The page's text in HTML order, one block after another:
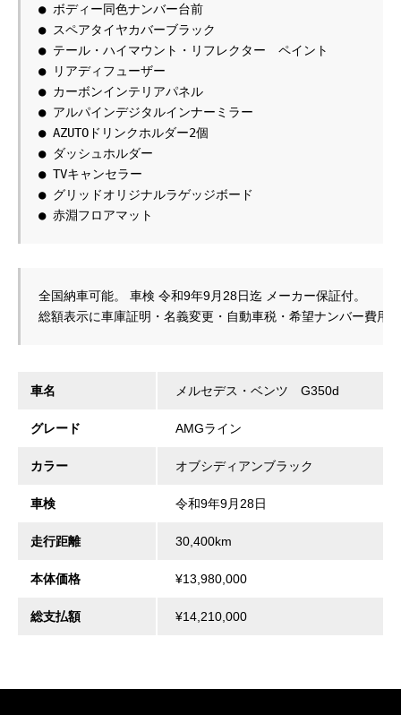
● ボディー同色ナンバー台前
● スペアタイヤカバーブラック
● テール・ハイマウント・リフレクター　ペイント
● リアディフューザー
● カーボンインテリアパネル
● アルパインデジタルインナーミラー
● AZUTOドリンクホルダー2個
● ダッシュホルダー
● TVキャンセラー
● グリッドオリジナルラゲッジボード
● 赤淵フロアマット
総額表示に車庫証明・名義変更・自動車税・希望ナンバー費用
車名 メルセデス・ベンツ G350d
グレード AMGライン
カラー オブシディアンブラック
車検 令和9年9月28日
走行距離 30,400km
本体価格 ¥13,980,000
総支払額 ¥14,210,000